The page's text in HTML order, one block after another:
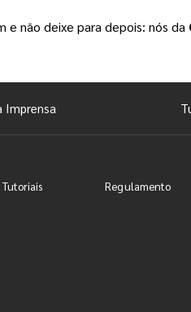
e não deixe para depois: nós da
Imprensa
Tutoriais Regulamento